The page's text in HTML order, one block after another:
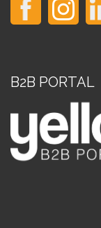
B2B PORTAL